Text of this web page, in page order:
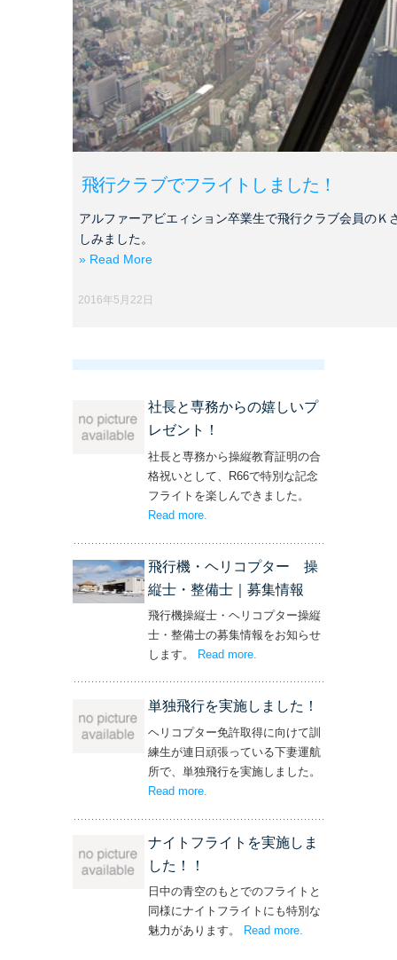
飛行クラブでフライトしました！
アルファーアビエィション卒業生で飛行クラブ会員のＫ
しみました。
» Read More
2016年5月22日
社長と専務からの嬉しいプ
レゼント！
社長と専務から操縦教育証明の合
格祝いとして、R66で特別な記念
フライトを楽しんできました。
Read more– ‘社長と専務からの嬉しいプレゼン
.
飛行機・ヘリコプター 操
縦士・整備士｜募集情報
飛行機操縦士・ヘリコプター操縦
士・整備士の募集情報をお知らせ
します。
Read more– ‘飛行機・ヘリコプター
.
単独飛行を実施しました！
ヘリコプター免許取得に向けて訓
練生が連日頑張っている下妻運航
所で、単独飛行を実施しました。
Read more
ナイトフライトを実施しま
した！！
日中の青空のもとでのフライトと
同様にナイトフライトにも特別な
魅力があります。
Read more– ‘ナイトフライト
.